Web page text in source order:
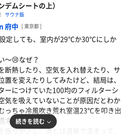
露天とサウナという構造で、洗い場は
れるかな？くらいの規模ですが、マッ
かり発汗するけど呼吸もできる。
ほど感じない。
り、富士山の伏流水がキリッとしつつ
入っていられそう‥。
い椅子もあり、ゆったりまったり整い
ムシートの上）
サウナ飯
府中 [ 東京都 ]
定しても、室内が29℃か30℃にしか
〜😢なぜ？
断熱したり、空気を入れ替えたり、サ
置を変えたりしてみたけど、結局は、
ーにつけていた100均のフィルターシ
気を吸えていないことが原因だとわか
っちゃ冷風吹き荒れ室温23℃を叩き出
末。
振りかざし、あとは温泉で温まって、
続きを読む